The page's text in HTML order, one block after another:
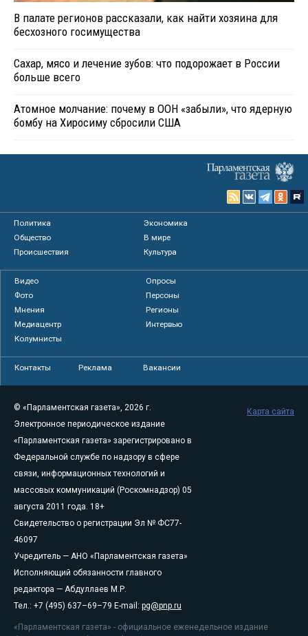
В палате регионов рассказали, как найти хозяина для
бесхозного госимущества
Сахар, мясо и лечение зубов: что подорожает в России
больше всего
Атомное молчание: почему в ООН «забыли», что ядерную
бомбу на Хиросиму сбросили США
Политика
Экономика
Общество
В мире
Происшествия
Культура
Видео
Опросы
Фото
Персоны
Мнения
Регионы
Медиацентр
Интервью
Колумнисты
Контакты Реклама Вакансии
© «Парламентская газета», 2026 г.
Электронное периодическое издание
«Парламентская газета» зарегистрировано в
Федеральной службе по надзору в сфере
связи, информационных технологий и
массовых коммуникаций (Роскомнадзор) 05
августа 2011 года. 18+
Свидетельство о регистрации Эл № ФС77-
46097
Учредитель — АНО «Парламентская газета»
Исполняющий обязанности главного
редактора — Абдуллаев М.Р.
Тел.: +7 (495) 637–69–79 E-mail: pg@pnp.ru
«Парламентская газета» - официальное еженедельное издание
Карта сайта